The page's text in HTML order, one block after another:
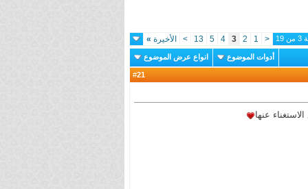
<
1
2
3
4
5
13
> الأخيرة »
أدوات الموضوع انواع عرض الموضوع
21
عنها